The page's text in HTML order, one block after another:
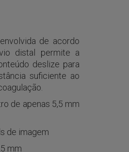
de acordo
distal permite a
deslize para
suficiente ao
de apenas 5,5 mm
de imagem
mm